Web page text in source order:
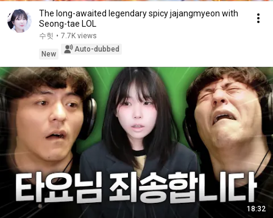
The long-awaited legendary spicy jajangmyeon with
Seong-tae LOL
수힛 • 7.7K views
New
Auto-dubbed
18:32